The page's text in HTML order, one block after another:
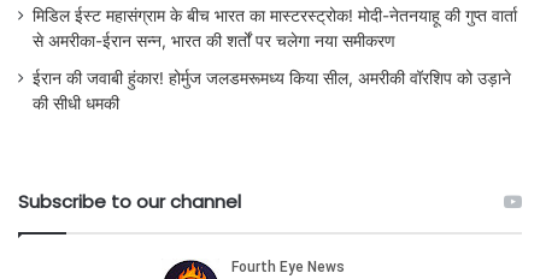
मिडिल ईस्ट महासंग्राम के बीच भारत का मास्टरस्ट्रोक! मोदी-नेतनयाहू की गुप्त वार्ता
से अमरीका-ईरान सन्न, भारत की शर्तों पर चलेगा नया समीकरण
ईरान की जवाबी हुंकार! होर्मुज जलडमरूमध्य किया सील, अमरीकी वॉरशिप को उड़ाने
की सीधी धमकी
Subscribe to our channel